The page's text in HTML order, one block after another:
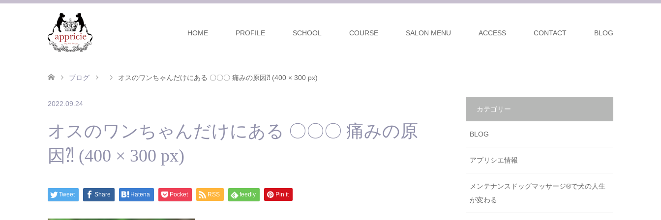
HOME PROFILE SCHOOL COURSE SALON MENU ACCESS CONTACT BLOG
ブログ オスのワンちゃんだけにある 〇〇〇 痛みの原因⁈ (400 × 300 px)
2022.09.24
オスのワンちゃんだけにある 〇〇〇 痛みの原
因⁈ (400 × 300 px)
Tweet Share Hatena Pocket RSS feedly Pin it
カテゴリー
BLOG
アプリシエ情報
メンテナンスドッグマッサージ®で犬の人生
が変わる